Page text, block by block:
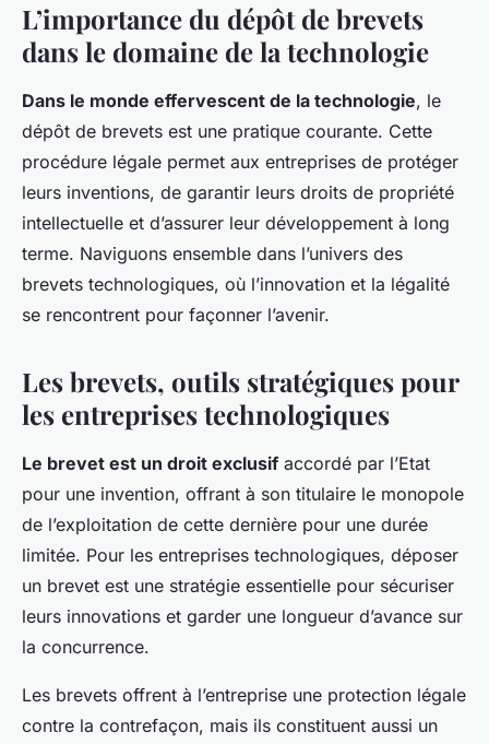
les actualités sur les nouveaux
brevets déposés dans le
domaine de la technologie
Thomas •12 novembre 2023 • 5 min de lecture
L’importance du dépôt de brevets
dans le domaine de la technologie
Dans le monde effervescent de la technologie, le
dépôt de brevets est une pratique courante. Cette
procédure légale permet aux entreprises de protéger
leurs inventions, de garantir leurs droits de propriété
intellectuelle et d’assurer leur développement à long
terme. Naviguons ensemble dans l’univers des
brevets technologiques, où l’innovation et la légalité
se rencontrent pour façonner l’avenir.
Les brevets, outils stratégiques pour
les entreprises technologiques
Le brevet est un droit exclusif accordé par l’Etat
pour une invention, offrant à son titulaire le monopole
de l’exploitation de cette dernière pour une durée
limitée. Pour les entreprises technologiques, déposer
un brevet est une stratégie essentielle pour sécuriser
leurs innovations et garder une longueur d’avance sur
la concurrence.
Les brevets offrent à l’entreprise une protection légale
contre la contrefaçon, mais ils constituent aussi un